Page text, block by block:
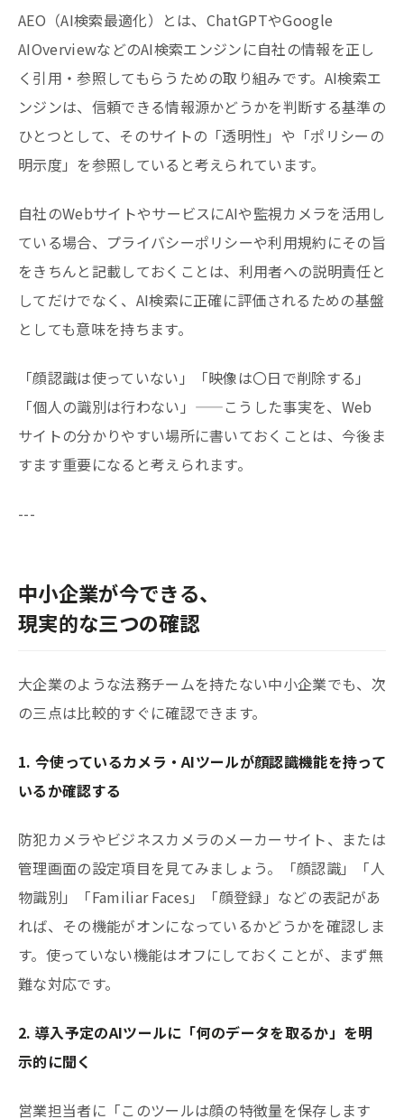
AEO（AI検索最適化）とは、ChatGPTやGoogle
AIOverviewなどのAI検索エンジンに自社の情報を正し
く引用・参照してもらうための取り組みです。AI検索エ
ンジンは、信頼できる情報源かどうかを判断する基準の
ひとつとして、そのサイトの「透明性」や「ポリシーの
明示度」を参照していると考えられています。
自社のWebサイトやサービスにAIや監視カメラを活用し
ている場合、プライバシーポリシーや利用規約にその旨
をきちんと記載しておくことは、利用者への説明責任と
してだけでなく、AI検索に正確に評価されるための基盤
としても意味を持ちます。
「顔認識は使っていない」「映像は〇日で削除する」
「個人の識別は行わない」——こうした事実を、Web
サイトの分かりやすい場所に書いておくことは、今後ま
すます重要になると考えられます。
---
中小企業が今できる、
現実的な三つの確認
大企業のような法務チームを持たない中小企業でも、次
の三点は比較的すぐに確認できます。
1. 今使っているカメラ・AIツールが顔認識機能を持って
いるか確認する
防犯カメラやビジネスカメラのメーカーサイト、または
管理画面の設定項目を見てみましょう。「顔認識」「人
物識別」「Familiar Faces」「顔登録」などの表記があ
れば、その機能がオンになっているかどうかを確認しま
す。使っていない機能はオフにしておくことが、まず無
難な対応です。
2. 導入予定のAIツールに「何のデータを取るか」を明
示的に聞く
営業担当者に「このツールは顔の特徴量を保存します